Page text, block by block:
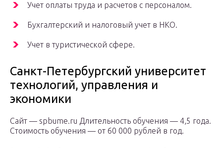
Учет оплаты труда и расчетов с персоналом.
Бухгалтерский и налоговый учет в НКО.
Учет в туристической сфере.
Санкт-Петербургский университет
технологий, управления и
экономики
Сайт — spbume.ru Длительность обучения — 4,5 года.
Стоимость обучения — от 60 000 рублей в год.